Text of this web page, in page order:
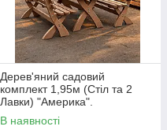
Дерев'яний садовий
комплект 1,95м (Стіл та 2
Лавки) "Америка".
В наявності